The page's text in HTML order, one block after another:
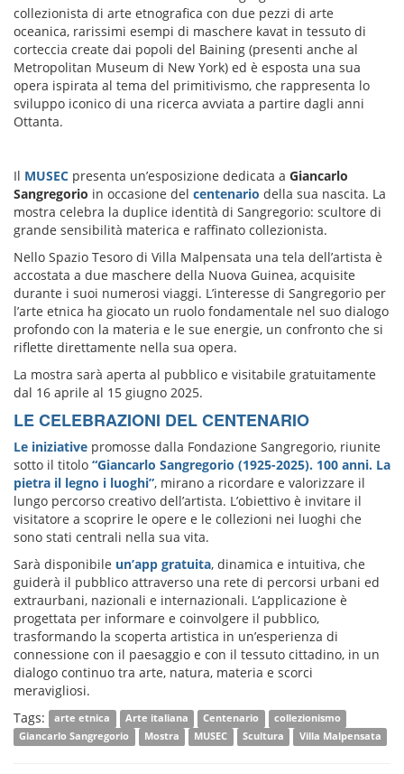
collezionista di arte etnografica con due pezzi di arte
oceanica, rarissimi esempi di maschere kavat in tessuto di
corteccia create dai popoli del Baining (presenti anche al
Metropolitan Museum di New York) ed è esposta una sua
opera ispirata al tema del primitivismo, che rappresenta lo
sviluppo iconico di una ricerca avviata a partire dagli anni
Ottanta.
Il MUSEC presenta un’esposizione dedicata a Giancarlo
Sangregorio in occasione del centenario della sua nascita. La
mostra celebra la duplice identità di Sangregorio: scultore di
grande sensibilità materica e raffinato collezionista.
Nello Spazio Tesoro di Villa Malpensata una tela dell’artista è
accostata a due maschere della Nuova Guinea, acquisite
durante i suoi numerosi viaggi. L’interesse di Sangregorio per
l’arte etnica ha giocato un ruolo fondamentale nel suo dialogo
profondo con la materia e le sue energie, un confronto che si
riflette direttamente nella sua opera.
La mostra sarà aperta al pubblico e visitabile gratuitamente
dal 16 aprile al 15 giugno 2025.
LE CELEBRAZIONI DEL CENTENARIO
Le iniziative promosse dalla Fondazione Sangregorio, riunite
sotto il titolo “Giancarlo Sangregorio (1925-2025). 100 anni. La
pietra il legno i luoghi”, mirano a ricordare e valorizzare il
lungo percorso creativo dell’artista. L’obiettivo è invitare il
visitatore a scoprire le opere e le collezioni nei luoghi che
sono stati centrali nella sua vita.
Sarà disponibile un’app gratuita, dinamica e intuitiva, che
guiderà il pubblico attraverso una rete di percorsi urbani ed
extraurbani, nazionali e internazionali. L’applicazione è
progettata per informare e coinvolgere il pubblico,
trasformando la scoperta artistica in un’esperienza di
connessione con il paesaggio e con il tessuto cittadino, in un
dialogo continuo tra arte, natura, materia e scorci
meravigliosi.
Tags:
arte etnica Arte italiana Centenario
collezionismo
Giancarlo Sangregorio
Mostra MUSEC Scultura Villa Malpensata